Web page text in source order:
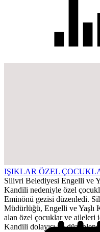
IŞIKLAR ÖZEL
Silivri Belediyesi Engelli ve
Kandili nedeniyle özel
Eminönü gezisi düzenledi.
Müdürlüğü, Engelli ve Yaşlı
alan özel çocuklar ve aileleri
Kandili dolayısı ile